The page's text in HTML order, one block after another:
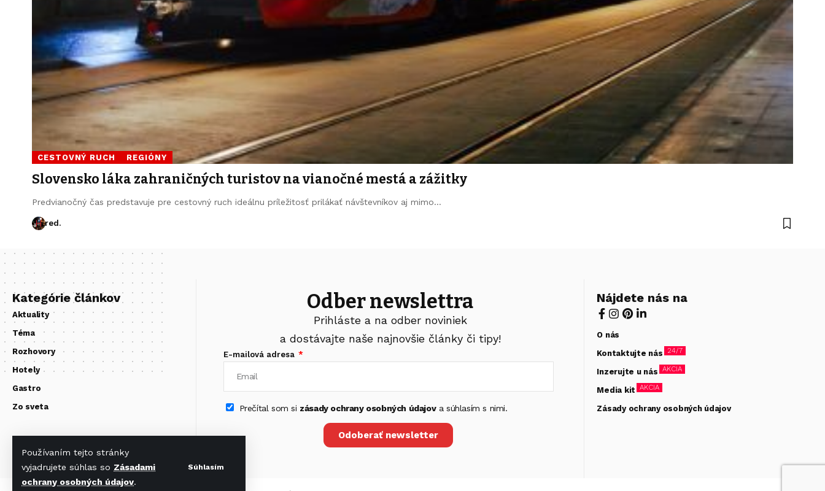
Používaním tejto stránky
vyjadrujete súhlas so Zásadami
ochrany osobných údajov.
Súhlasím
CESTOVNÝ RUCH REGIÓNY
Slovensko láka zahraničných turistov na vianočné mestá a zážitky
Predvianočný čas predstavuje pre cestovný ruch ideálnu príležitosť prilákať návštevníkov aj mimo…
red.
Kategórie článkov
Aktuality
Téma
Rozhovory
Hotely
Gastro
Zo sveta
Odber newslettra
Prihláste a na odber noviniek
a dostávajte naše najnovšie články či tipy!
E-mailová adresa
Prečítal som si zásady ochrany osobných údajova súhlasím s nimi.
Odoberať newsletter
Nájdete nás na
O nás
Kontaktujte nás 24/7
Inzerujte u nás AKCIA
Media kit AKCIA
Zásady ochrany osobných údajov